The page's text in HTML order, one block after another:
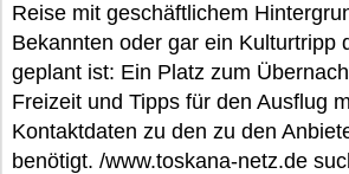
Reise mit geschäftlichem
Bekannten oder gar ein Kulturtripp
geplant ist: Ein Platz zum
Freizeit und Tipps für den Ausflug
Kontaktdaten zu den zu den
benötigt. /www.toskana-netz.de